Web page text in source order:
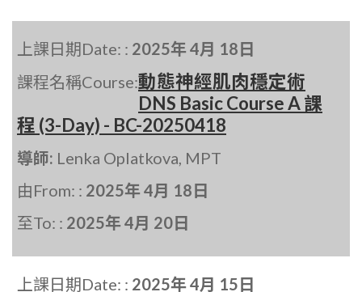
上課日期Date: : 2025年 4月 18日
課程名稱Course:動態神經肌肉穩定術
DNS Basic Course A 課
程 (3-Day) - BC-20250418
導師: Lenka Oplatkova, MPT
由From: : 2025年 4月 18日
至To: : 2025年 4月 20日
上課日期Date: : 2025年 4月 15日